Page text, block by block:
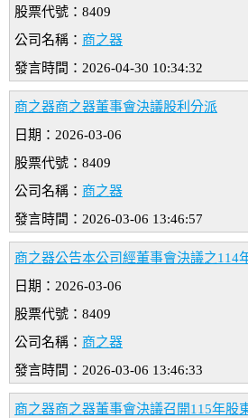
股票代號：8409
公司名稱： 商之器
發言時間：2026-04-30 10:34:32
商之器商之器董事會決議股利分派
日期：2026-03-06
股票代號：8409
公司名稱： 商之器
發言時間：2026-03-06 13:46:57
商之器公告本公司經董事會決議之114
日期：2026-03-06
股票代號：8409
公司名稱： 商之器
發言時間：2026-03-06 13:46:33
商之器商之器董事會決議召開115年股